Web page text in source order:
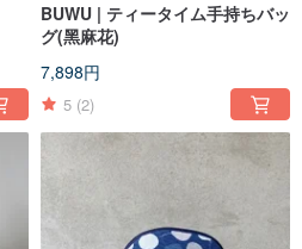
BUWU | ティータイム手持ちバッ
グ(黑麻花)
7,898円
5 (2)